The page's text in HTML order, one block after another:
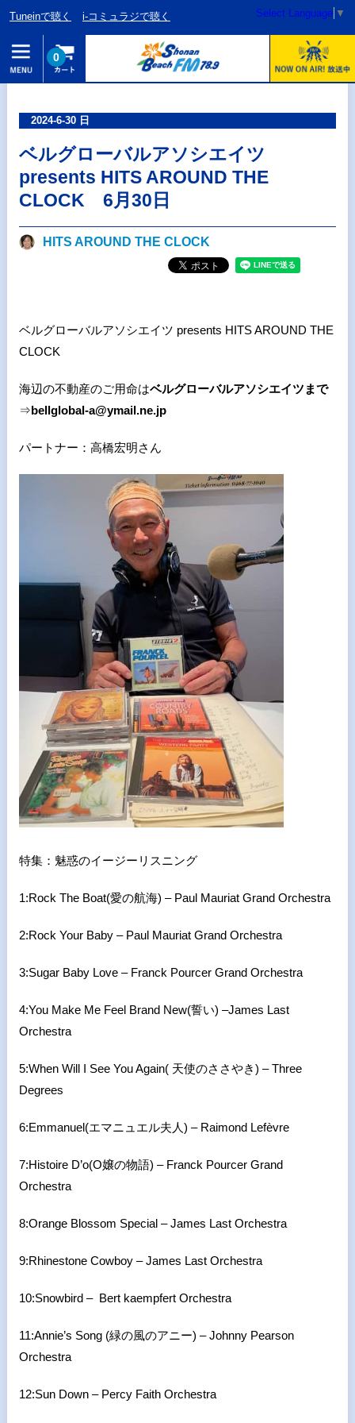
Tuneinで聴く i-コミュラジで聴く Select Language ▼
0
2024-6-30 日
ベルグローバルアソシエイツ
presents HITS AROUND THE
CLOCK 6月30日
HITS AROUND THE CLOCK
ベルグローバルアソシエイツ presents HITS AROUND THE
CLOCK
海辺の不動産のご用命はベルグローバルアソシエイツまで
⇒bellglobal-a@ymail.ne.jp
パートナー：高橋宏明さん
特集：魅惑のイージーリスニング
1:Rock The Boat(愛の航海) – Paul Mauriat Grand Orchestra
2:Rock Your Baby – Paul Mauriat Grand Orchestra
3:Sugar Baby Love – Franck Pourcer Grand Orchestra
4:You Make Me Feel Brand New(誓い) –James Last
Orchestra
5:When Will I See You Again( 天使のささやき) –Three
Degrees
6:Emmanuel(エマニュエル夫人) – Raimond Lefèvre
7:Histoire D’o(O嬢の物語) – Franck Pourcer Grand
Orchestra
8:Orange Blossom Special –James Last Orchestra
9:Rhinestone Cowboy –James Last Orchestra
10:Snowbird – Bert kaempfert Orchestra
11:Annie’s Song(緑の風のアニー) –Johnny Pearson
Orchestra
12:Sun Down – Percy Faith Orchestra